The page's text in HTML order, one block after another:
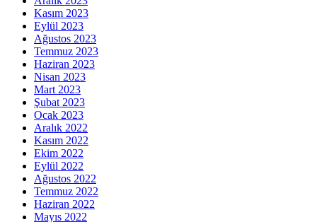
Kasım 2023
Eylül 2023
Ağustos 2023
Temmuz 2023
Haziran 2023
Nisan 2023
Mart 2023
Şubat 2023
Ocak 2023
Aralık 2022
Kasım 2022
Ekim 2022
Eylül 2022
Ağustos 2022
Temmuz 2022
Haziran 2022
Mayıs 2022